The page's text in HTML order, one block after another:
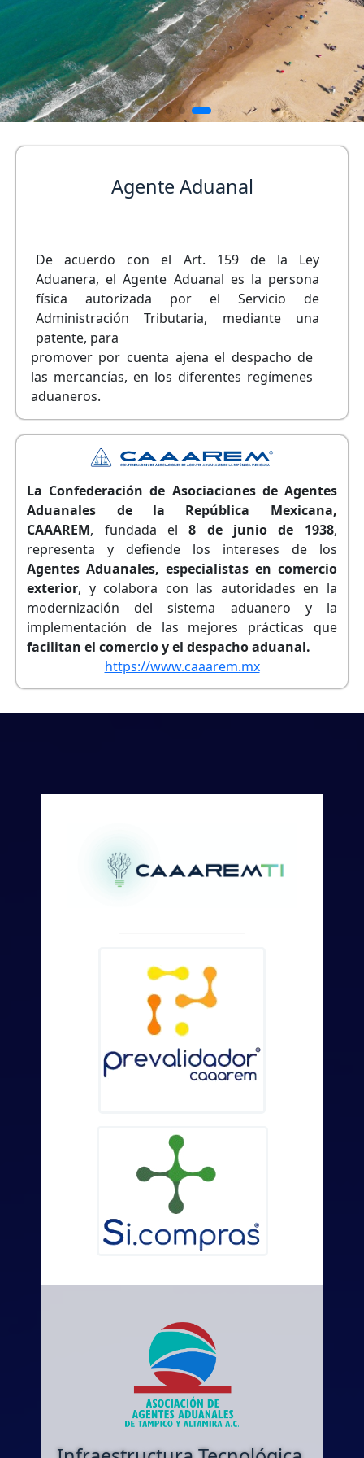
Agente Aduanal
De acuerdo con el Art. 159 de la Ley
Aduanera, el Agente Aduanal es la persona
física autorizada por el Servicio de
Administración Tributaria, mediante una
patente, para
promover por cuenta ajena el despacho de
las mercancías, en los diferentes regímenes
aduaneros.
La Confederación de Asociaciones de Agentes
Aduanales de la República Mexicana,
CAAAREM, fundada el8 de junio de 1938,
representa y defiende los intereses de los
Agentes Aduanales, especialistas en comercio
exterior, y colabora con las autoridades en la
modernización del sistema aduanero y la
implementación de las mejores prácticas que
facilitan el comercio y el despacho aduanal.
https://www.caaarem.mx